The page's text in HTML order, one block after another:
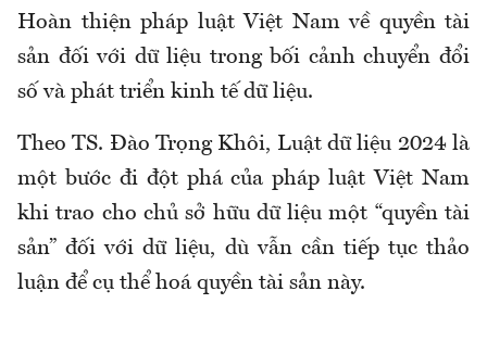
Hoàn thiện pháp luật Việt Nam về quyền tài
sản đối với dữ liệu trong bối cảnh chuyển đổi
số và phát triển kinh tế dữ liệu.
Theo TS. Đào Trọng Khôi, Luật dữ liệu 2024 là
một bước đi đột phá của pháp luật Việt Nam
khi trao cho chủ sở hữu dữ liệu một “quyền tài
sản” đối với dữ liệu, dù vẫn cần tiếp tục thảo
luận để cụ thể hoá quyền tài sản này.